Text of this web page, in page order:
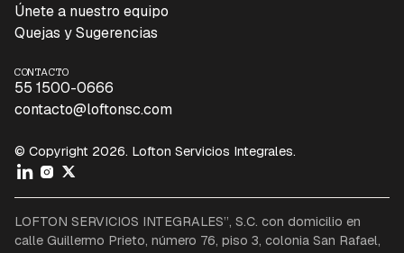
Únete a nuestro equipo
Quejas y Sugerencias
CONTACTO
55 1500-0666
contacto@loftonsc.com
© Copyright 2026. Lofton Servicios Integrales.
LOFTON SERVICIOS INTEGRALES”, S.C. con domicilio en
calle Guillermo Prieto, número 76, piso 3, colonia San Rafael,